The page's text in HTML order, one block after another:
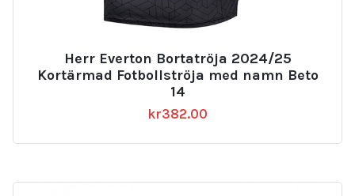
Herr Everton Bortatröja 2024/25
Kortärmad Fotbollströja med namn Beto
14
kr382.00